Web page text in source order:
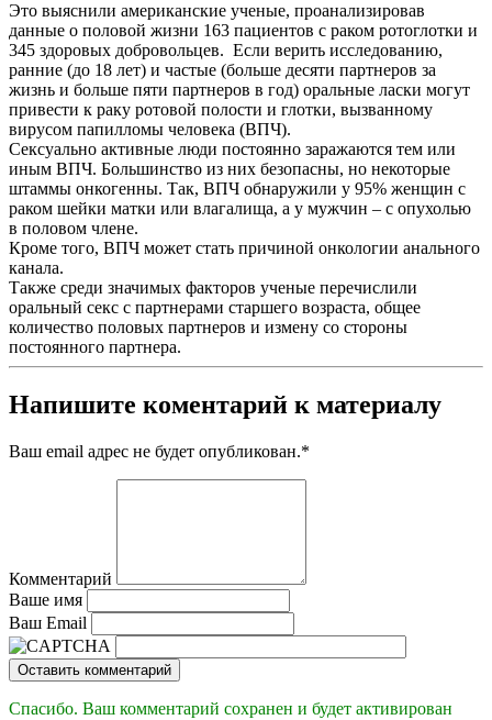
Это выяснили американские ученые, проанализировав
данные о половой жизни 163 пациентов с раком ротоглотки и
345 здоровых добровольцев. Если верить исследованию,
ранние (до 18 лет) и частые (больше десяти партнеров за
жизнь и больше пяти партнеров в год) оральные ласки могут
привести к раку ротовой полости и глотки, вызванному
вирусом папилломы человека (ВПЧ).
Сексуально активные люди постоянно заражаются тем или
иным ВПЧ. Большинство из них безопасны, но некоторые
штаммы онкогенны. Так, ВПЧ обнаружили у 95% женщин с
раком шейки матки или влагалища, а у мужчин – с опухолью
в половом члене.
Кроме того, ВПЧ может стать причиной онкологии анального
канала.
Также среди значимых факторов ученые перечислили
оральный секс с партнерами старшего возраста, общее
количество половых партнеров и измену со стороны
постоянного партнера.
Напишите коментарий к материалу
Ваш email адрес не будет опубликован.*
Комментарий
Ваше имя
Ваш Email
Оставить комментарий
Спасибо. Ваш комментарий сохранен и будет активирован